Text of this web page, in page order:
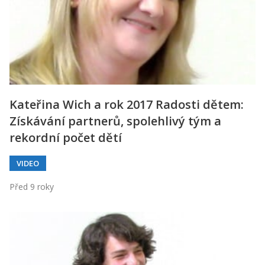
Kateřina Wich a rok 2017 Radosti dětem:
Získávání partnerů, spolehlivý tým a
rekordní počet dětí
VIDEO
Před 9 roky